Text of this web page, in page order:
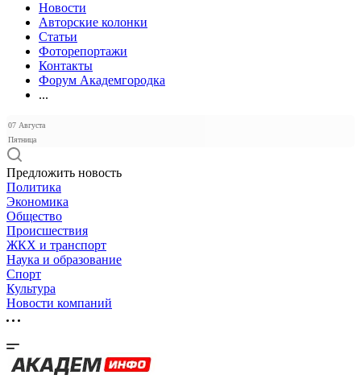
Новости
Авторские колонки
Статьи
Фоторепортажи
Контакты
Форум Академгородка
...
07 Августа
Пятница
Предложить новость
Политика
Экономика
Общество
Происшествия
ЖКХ и транспорт
Наука и образование
Спорт
Культура
Новости компаний